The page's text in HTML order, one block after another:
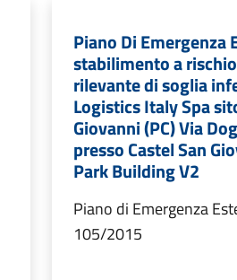
Piano Di Emergenza
stabilimento a
rilevante di soglia
Logistics Italy Spa
Giovanni (PC) Via
presso Castel San
Park Building V2
Piano di Emergenza
105/2015